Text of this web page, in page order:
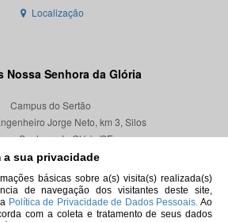
a sua privacidade
básicas sobre a(s) visita(s) realizada(s)
de navegação dos visitantes deste site,
Política de Privacidade de Dados Pessoais. Ao
com a coleta e tratamento de seus dados
Localização
Nossa Senhora da Glória
Campus do Sertão
Jorge Neto, km 3, Silos
Senhora da Glória/SE
CEP 49680-000
Localização